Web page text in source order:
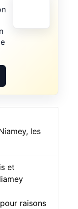
les
et
raisons